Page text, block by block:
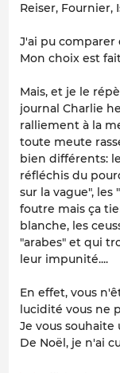
Reiser, Fournier,
J'ai pu comparer
Mon choix est
Mais, et je le
journal Charlie
ralliement à la
toute meute
bien différents:
réfléchis du
sur la vague", les
foutre mais ça
blanche, les
"arabes" et qui
leur impunité....
En effet, vous
lucidité vous ne
Je vous
De Noël, je n'ai